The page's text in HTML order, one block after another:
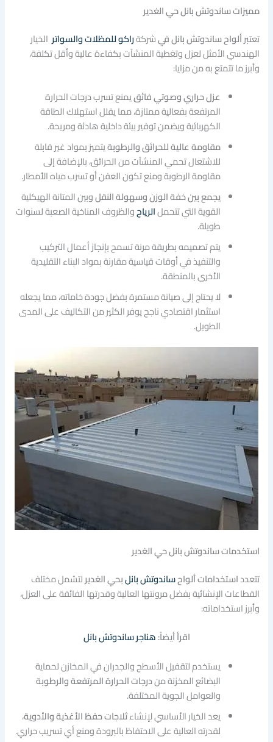
مميزات ساندوتش بانل حي الغدير
تعتبرألواح ساندوتش بانل فيشركةراكو للمظلات والسواتر الخيار
الهندسي الأمثل لعزل وتغطية المنشآت بكفاءة عالية وأقل تكلفة،
وأبرز ما تتمتع به من مزايا:
عزل حراري وصوتي فائقيمنع تسرب درجات الحرارة
المرتفعة بفعالية ممتازة، مما يقلل استهلاك الطاقة
الكهربائية ويضمن توفير بيئة داخلية هادئة ومريحة.
مقاومة عالية للحرائق والرطوبةيتميز بمواد غير قابلة
للاشتعال تحمي المنشآت من الحرائق، بالإضافة إلى
مقاومة الرطوبة ومنع تكون العفن أو تسرب مياه الأمطار.
يجمع بين خفة الوزن وسهولة النقلوبين المتانة الهيكلية
القوية التي تتحملالرياحوالظروف المناخية الصعبة لسنوات
طويلة.
يتم تصميمه بطريقة مرنة تسمح بإنجاز أعمال التركيب
والتنفيذ في أوقات قياسية مقارنة بمواد البناء التقليدية
الأخرى بالمنطقة.
لا يحتاج إلى صيانة مستمرة بفضل جودة خاماته، مما يجعله
استثمار اقتصادي ناجح يوفر الكثير من التكاليف على المدى
الطويل.
استخدمات ساندوتش بانل حي الغدير
تتعدداستخدامات ألواحساندوتش بانلبحي الغديرلتشمل مختلف
القطاعات الإنشائية بفضل مرونتها العالية وقدرتها الفائقة على العزل،
وأبرز استخداماته:
اقرأ أيضاً:هناجر ساندوتش بانل
يستخدم لتقفيل الأسطح والجدران في المخازن لحماية
البضائع المخزنة مندرجات الحرارة المرتفعة والرطوبة
والعوامل الجوية المختلفة.
يعد الخيار الأساسي لإنشاءثلاجات حفظ الأغذية والأدوية،
لقدرته العالية على الاحتفاظ بالبرودة ومنع أي تسريب حراري.